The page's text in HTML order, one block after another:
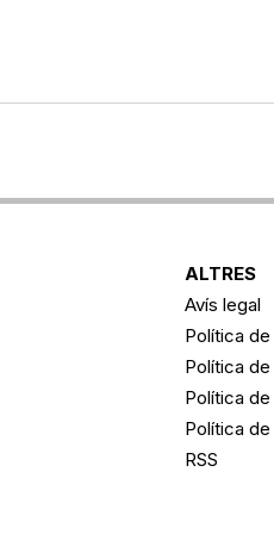
ALTRES
Avís legal
Política
Política
Política
Política
RSS